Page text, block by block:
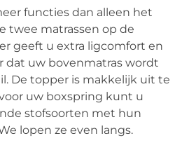
functies dan alleen het
twee matrassen op de
geeft u extra ligcomfort en
dat uw bovenmatras wordt
De topper is makkelijk uit te
uw boxspring kunt u
stofsoorten met hun
lopen ze even langs.